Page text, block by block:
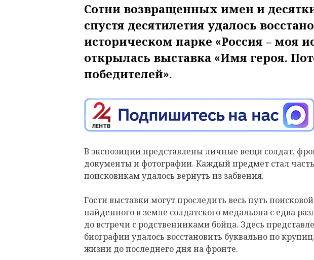
Сотни возвращенных имен и
спустя десятилетия удалось
историческом парке «Россия – моя
открылась выставка «Имя героя.
победителей».
В экспозиции представлены личные вещи солдат,
документы и фотографии. Каждый предмет стал
поисковикам удалось вернуть из забвения.
Гости выставки могут проследить весь путь
найденного в земле солдатского медальона с едва
до встречи с родственниками бойца. Здесь
биографии удалось восстановить буквально по
жизни до последнего дня на фронте.